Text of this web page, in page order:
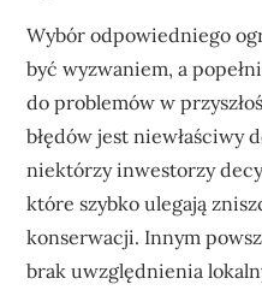
Wybór odpowiedniego
być wyzwaniem, a
do problemów w
błędów jest niewłaściwy
niektórzy inwestorzy
które szybko ulegają
konserwacji. Innym
brak uwzględnienia